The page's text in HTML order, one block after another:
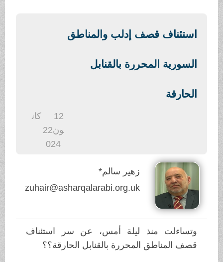
استئناف قصف إدلب والمناطق
السورية المحررة بالقنابل
الحارقة
ون22
024
زهير سالم*
zuhair@asharqalarabi.org.uk
وتساءلت منذ ليلة أمس، عن سر استئناف
قصف المناطق المحررة بالقنابل الحارقة؟؟